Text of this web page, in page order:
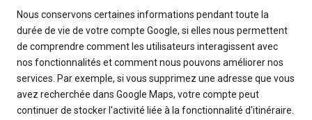
Nous conservons certaines informations pendant toute la
durée de vie de votre compte Google, si elles nous permettent
de comprendre comment les utilisateurs interagissent avec
nos fonctionnalités et comment nous pouvons améliorer nos
services. Par exemple, si vous supprimez une adresse que vous
avez recherchée dans Google Maps, votre compte peut
continuer de stocker l'activité liée à la fonctionnalité d'itinéraire.